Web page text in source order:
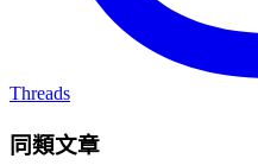
Threads
同類文章